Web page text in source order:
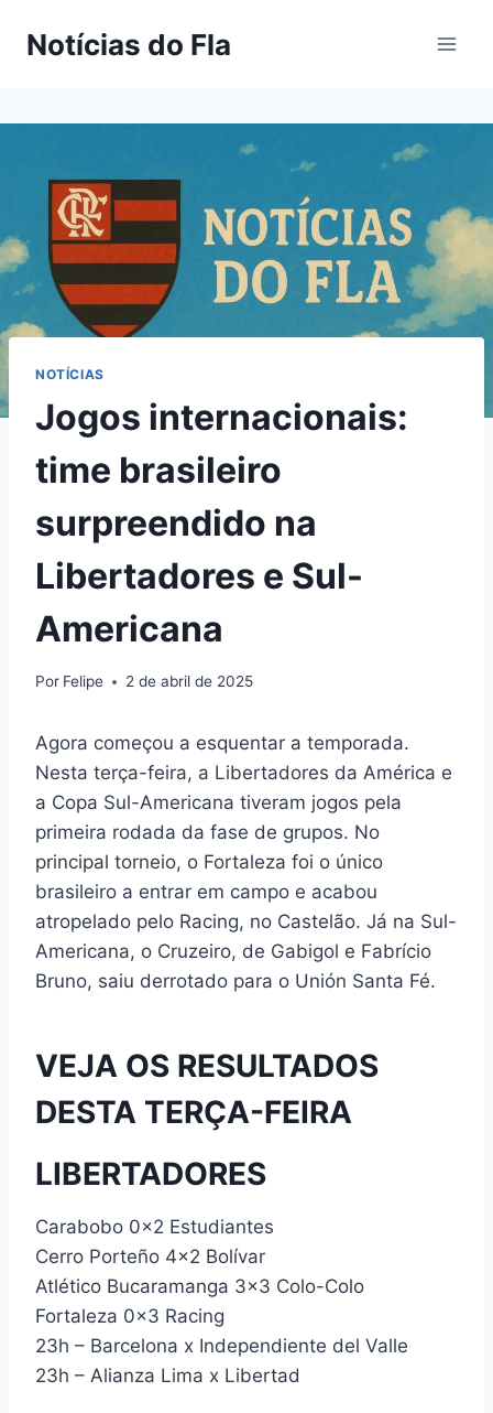
paraNotícias do Fla
NOTÍCIAS
Jogos internacionais:
time brasileiro
surpreendido na
Libertadores e Sul-
Americana
Por Felipe 2 de abril de 2025
Agora começou a esquentar a temporada.
Nesta terça-feira, a Libertadores da América e
a Copa Sul-Americana tiveram jogos pela
primeira rodada da fase de grupos. No
principal torneio, o Fortaleza foi o único
brasileiro a entrar em campo e acabou
atropelado pelo Racing, no Castelão. Já na Sul-
Americana, o Cruzeiro, de Gabigol e Fabrício
Bruno, saiu derrotado para o Unión Santa Fé.
VEJA OS RESULTADOS
DESTA TERÇA-FEIRA
LIBERTADORES
Carabobo 0x2 Estudiantes
Cerro Porteño 4×2 Bolívar
Atlético Bucaramanga 3×3 Colo-Colo
Fortaleza 0x3 Racing
23h – Barcelona x Independiente del Valle
23h – Alianza Lima x Libertad